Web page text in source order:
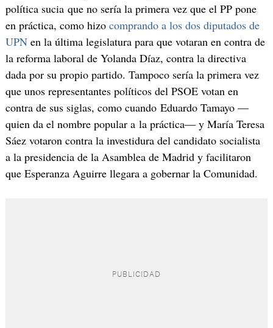
política sucia que no sería la primera vez que el PP pone
en práctica, como hizo comprando a los dos diputados de
UPNen la última legislatura para que votaran en contra de
la reforma laboral de Yolanda Díaz, contra la directiva
dada por su propio partido. Tampoco sería la primera vez
que unos representantes políticos del PSOE votan en
contra de sus siglas, como cuando Eduardo Tamayo —
quien da el nombre popular a la práctica— y María Teresa
Sáez votaron contra la investidura del candidato socialista
a la presidencia de la Asamblea de Madrid y facilitaron
que Esperanza Aguirre llegara a gobernar la Comunidad.